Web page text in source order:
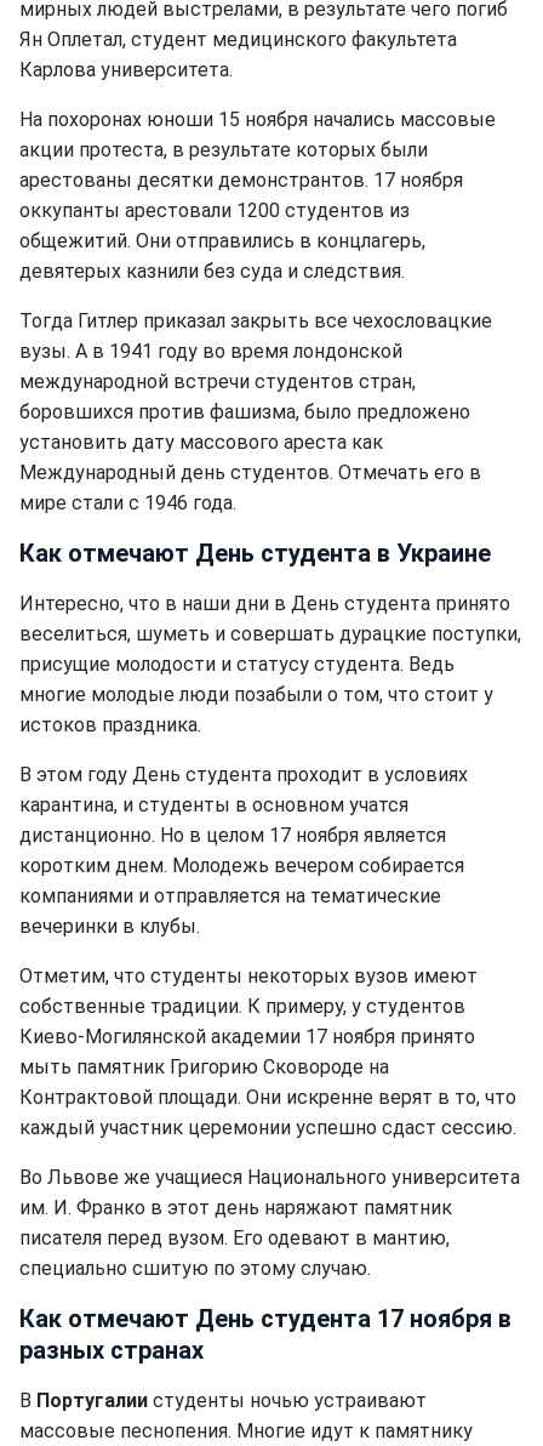
мирных людей выстрелами, в результате чего погиб
Ян Оплетал, студент медицинского факультета
Карлова университета.
На похоронах юноши 15 ноября начались массовые
акции протеста, в результате которых были
арестованы десятки демонстрантов. 17 ноября
оккупанты арестовали 1200 студентов из
общежитий. Они отправились в концлагерь,
девятерых казнили без суда и следствия.
Тогда Гитлер приказал закрыть все чехословацкие
вузы. А в 1941 году во время лондонской
международной встречи студентов стран,
боровшихся против фашизма, было предложено
установить дату массового ареста как
Международный день студентов. Отмечать его в
мире стали с 1946 года.
Как отмечают День студента в Украине
Интересно, что в наши дни в День студента принято
веселиться, шуметь и совершать дурацкие поступки,
присущие молодости и статусу студента. Ведь
многие молодые люди позабыли о том, что стоит у
истоков праздника.
В этом году День студента проходит в условиях
карантина, и студенты в основном учатся
дистанционно. Но в целом 17 ноября является
коротким днем. Молодежь вечером собирается
компаниями и отправляется на тематические
вечеринки в клубы.
Отметим, что студенты некоторых вузов имеют
собственные традиции. К примеру, у студентов
Киево-Могилянской академии 17 ноября принято
мыть памятник Григорию Сковороде на
Контрактовой площади. Они искренне верят в то, что
каждый участник церемонии успешно сдаст сессию.
Во Львове же учащиеся Национального университета
им. И. Франко в этот день наряжают памятник
писателя перед вузом. Его одевают в мантию,
специально сшитую по этому случаю.
Как отмечают День студента 17 ноября в
разных странах
В Португалии студенты ночью устраивают
массовые песнопения. Многие идут к памятнику